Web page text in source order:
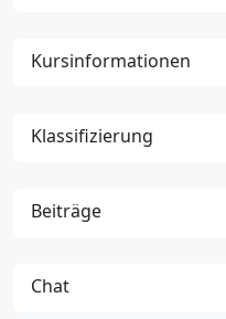
Kursinformationen
Klassifizierung
Beiträge
Chat